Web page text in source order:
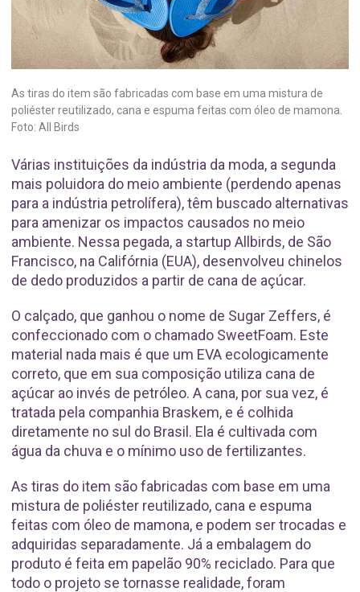
As tiras do item são fabricadas com base em uma mistura de
poliéster reutilizado, cana e espuma feitas com óleo de mamona.
Foto: All Birds
Várias instituições da indústria da moda, a segunda
mais poluidora do meio ambiente (perdendo apenas
para a indústria petrolífera), têm buscado alternativas
para amenizar os impactos causados no meio
ambiente. Nessa pegada, a startup Allbirds, de São
Francisco, na Califórnia (EUA), desenvolveu chinelos
de dedo produzidos a partir de cana de açúcar.
O calçado, que ganhou o nome de Sugar Zeffers, é
confeccionado com o chamado SweetFoam. Este
material nada mais é que um EVA ecologicamente
correto, que em sua composição utiliza cana de
açúcar ao invés de petróleo. A cana, por sua vez, é
tratada pela companhia Braskem, e é colhida
diretamente no sul do Brasil. Ela é cultivada com
água da chuva e o mínimo uso de fertilizantes.
As tiras do item são fabricadas com base em uma
mistura de poliéster reutilizado, cana e espuma
feitas com óleo de mamona, e podem ser trocadas e
adquiridas separadamente. Já a embalagem do
produto é feita em papelão 90% reciclado. Para que
todo o projeto se tornasse realidade, foram